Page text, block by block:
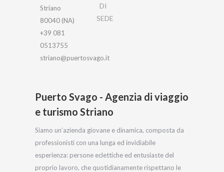
Striano
80040 (NA)
+39 081
0513755
striano@puertosvago.it
DI
SEDE
Puerto Svago - Agenzia di viaggio
e turismo Striano
Siamo un’azienda giovane e dinamica, composta da
professionisti con una lunga ed invidiabile
esperienza: persone eclettiche ed entusiaste del
proprio lavoro, che quotidianamente rispettano le